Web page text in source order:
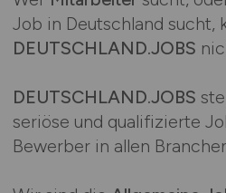
Job in Deutschland sucht,
DEUTSCHLAND.JOBS
DEUTSCHLAND.JOBS
seriöse und qualifizierte
Bewerber in allen